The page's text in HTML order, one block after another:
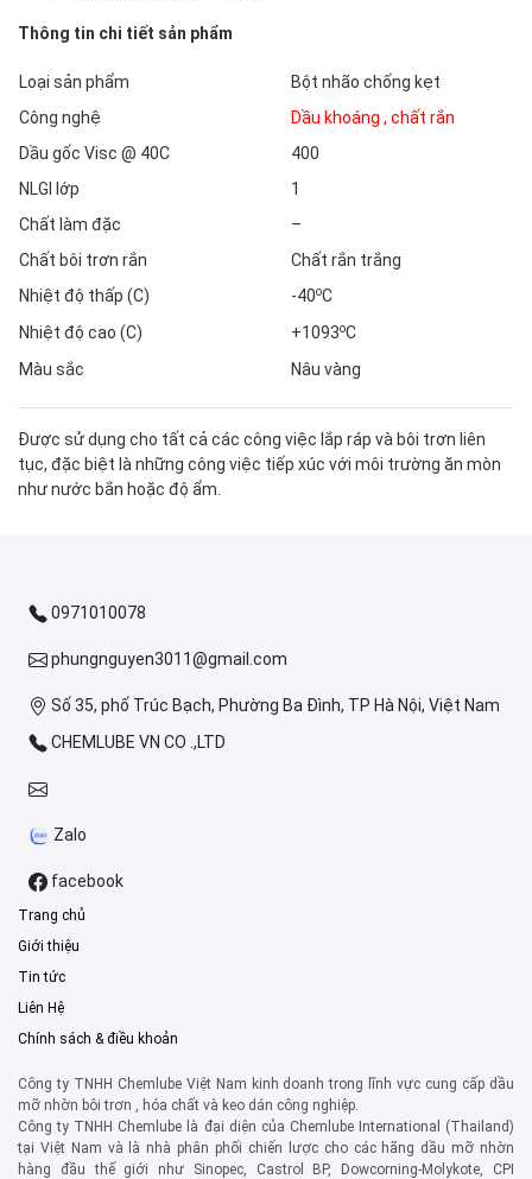
Thông tin chi tiết sản phẩm
Loại sản phẩm
Bột nhão chống kẹt
Công nghệ
Dầu khoáng , chất rắn
Dầu gốc Visc @ 40C
400
NLGI lớp
1
Chất làm đặc
–
Chất bôi trơn rắn
Chất rắn trắng
Nhiệt độ thấp (C)
-40oC
Nhiệt độ cao (C)
+1093oC
Màu sắc
Nâu vàng
Được sử dụng cho tất cả các công việc lắp ráp và bôi trơn liên
tục, đặc biệt là những công việc tiếp xúc với môi trường ăn mòn
như nước bắn hoặc độ ẩm.
0971010078
phungnguyen3011@gmail.com
Số 35, phố Trúc Bạch, Phường Ba Đình, TP Hà Nội, Việt Nam
CHEMLUBE VN CO .,LTD
Zalo
facebook
Trang chủ
Giới thiệu
Tin tức
Liên Hệ
Chính sách & điều khoản
Công ty TNHH Chemlube Việt Nam kinh doanh trong lĩnh vực cung cấp dầu
mỡ nhờn bôi trơn , hóa chất và keo dán công nghiệp.
Công ty TNHH Chemlube là đại diện của Chemlube International (Thailand)
tại Việt Nam và là nhà phân phối chiến lược cho các hãng dầu mỡ nhờn
hàng đầu thế giới như Sinopec, Castrol BP, Dowcorning-Molykote, CPI